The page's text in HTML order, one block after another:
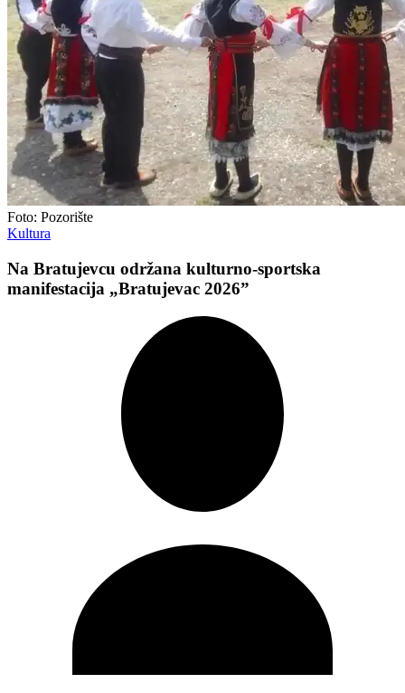
Foto: Pozorište
Kultura
Na Bratujevcu održana kulturno-sportska
manifestacija „Bratujevac 2026”